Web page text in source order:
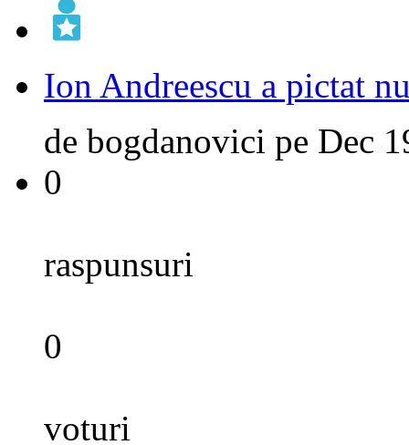
Ion Andreescu a pictat
de bogdanovici pe Dec
0
raspunsuri
0
voturi